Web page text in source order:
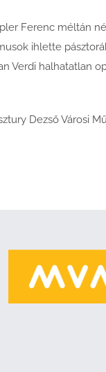
Ferenc méltán
ihlette
Verdi halhatatlan
Dezső Városi